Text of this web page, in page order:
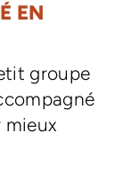
EN
groupe
mieux